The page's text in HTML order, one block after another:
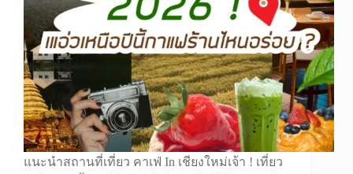
แนะนำสถานที่เที่ยว คาเฟ่ In เชียงใหม่เจ้า ! เที่ยว